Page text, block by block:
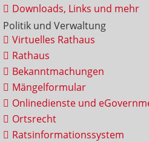
Downloads, Links und mehr
Politik und Verwaltung
Virtuelles Rathaus
Rathaus
Bekanntmachungen
Mängelformular
Onlinedienste und
Ortsrecht
Ratsinformationssystem